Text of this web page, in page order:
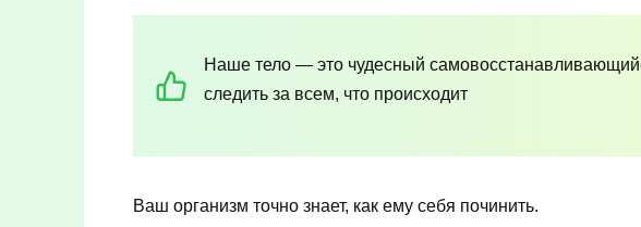
Наше тело — это чудесный
следить за всем, что происходит
Ваш организм точно знает, как ему себя починить.